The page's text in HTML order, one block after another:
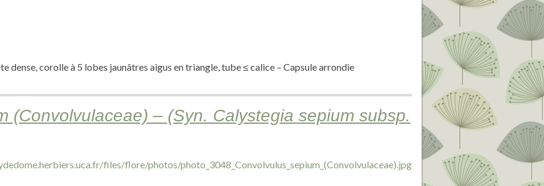
dense, corolle à 5 lobes jaunâtres aigus en triangle, tube ≤ calice – Capsule arrondie
(Convolvulaceae) – (Syn. Calystegia sepium subsp.